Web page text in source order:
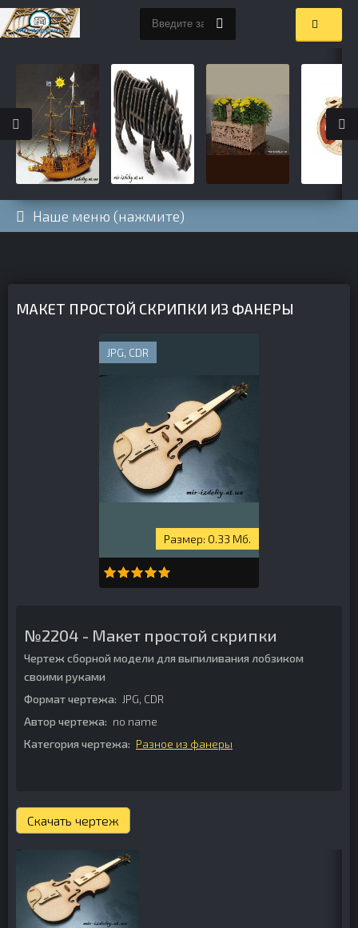
Наше меню (нажмите)
МАКЕТ ПРОСТОЙ СКРИПКИ ИЗ ФАНЕРЫ
JPG, CDR
0.33 Мб.
№2204 - Макет простой скрипки
Чертеж сборной модели для выпиливания лобзиком
своими руками
Формат чертежа: JPG, CDR
Автор чертежа: no name
Категория чертежа: Разное из фанеры
Скачать чертеж